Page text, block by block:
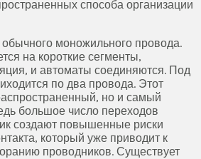
способа организации
моножильного провода.
на короткие сегменты,
и автоматы соединяются. Под
по два провода. Этот
но и самый
большое число переходов
создают повышенные риски
который уже приводит к
проводников. Существует